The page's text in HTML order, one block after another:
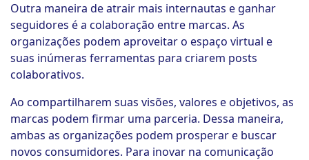
Outra maneira de atrair mais internautas e ganhar
seguidores é a colaboração entre marcas. As
organizações podem aproveitar o espaço virtual e
suas inúmeras ferramentas para criarem posts
colaborativos.
Ao compartilharem suas visões, valores e objetivos, as
marcas podem firmar uma parceria. Dessa maneira,
ambas as organizações podem prosperar e buscar
novos consumidores. Para inovar na comunicação